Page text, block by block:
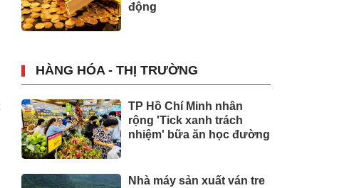
động
HÀNG HÓA - THỊ TRƯỜNG
TP Hồ Chí Minh nhân
rộng 'Tick xanh trách
nhiệm' bữa ăn học đường
Nhà máy sản xuất ván tre